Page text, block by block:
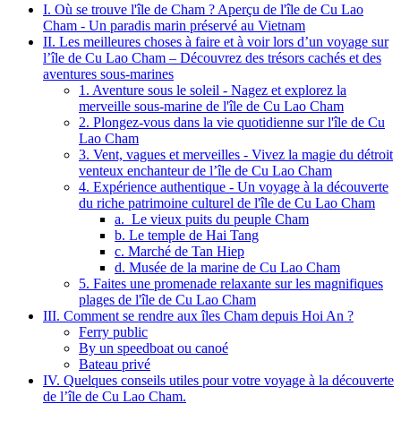
I. Où se trouve l'île de Cham ? Aperçu de l'île de Cu Lao
Cham - Un paradis marin préservé au Vietnam
II. Les meilleures choses à faire et à voir lors d’un voyage sur
l’île de Cu Lao Cham – Découvrez des trésors cachés et des
aventures sous-marines
1. Aventure sous le soleil - Nagez et explorez la
merveille sous-marine de l'île de Cu Lao Cham
2. Plongez-vous dans la vie quotidienne sur l'île de Cu
Lao Cham
3. Vent, vagues et merveilles - Vivez la magie du détroit
venteux enchanteur de l’île de Cu Lao Cham
4. Expérience authentique - Un voyage à la découverte
du riche patrimoine culturel de l'île de Cu Lao Cham
a. Le vieux puits du peuple Cham
b. Le temple de Hai Tang
c. Marché de Tan Hiep
d. Musée de la marine de Cu Lao Cham
5. Faites une promenade relaxante sur les magnifiques
plages de l'île de Cu Lao Cham
III. Comment se rendre aux îles Cham depuis Hoi An ?
Ferry public
By un speedboat ou canoé
Bateau privé
IV. Quelques conseils utiles pour votre voyage à la découverte
de l’île de Cu Lao Cham.